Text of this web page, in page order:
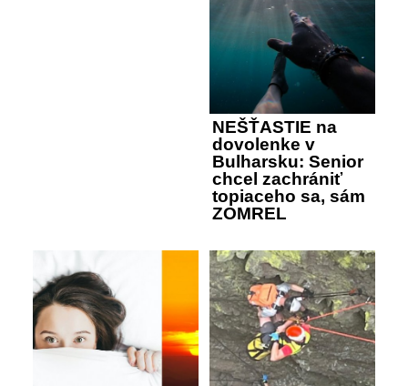
NEŠŤASTIE na
dovolenke v
Bulharsku: Senior
chcel zachrániť
topiaceho sa, sám
ZOMREL